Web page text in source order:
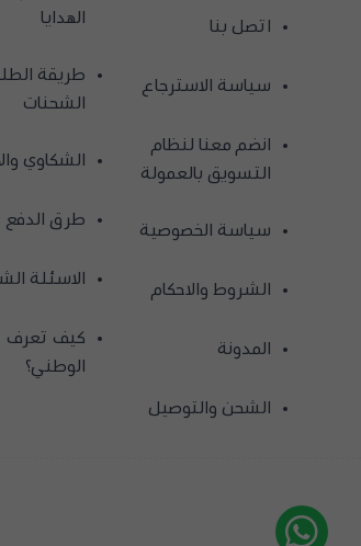
اتصل بنا
سياسة الاسترجاع
انضم معنا لنظام
التسويق بالعمولة
سياسة الخصوصية
الشروط والاحكام
المدونة
الشحن والتوصيل
الهدايا
طريقة
الشحنات
الشكاوي
طرق الدفع
الاسئلة
كيف تعرف
الوطني؟